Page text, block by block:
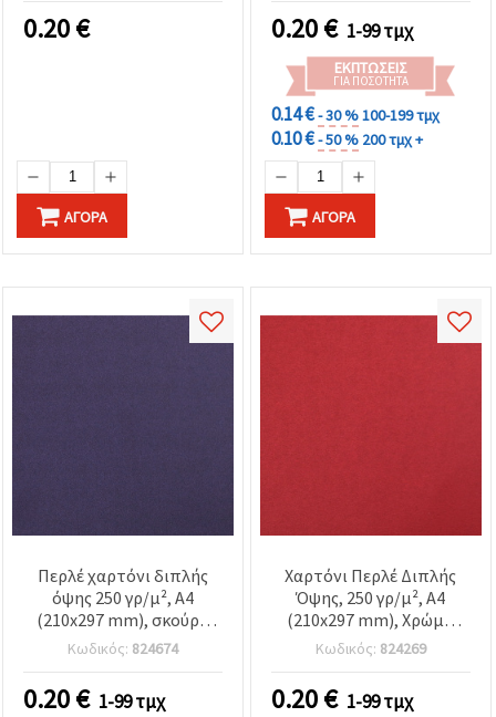
0.20€
ΑΓΟΡΆ
0.20€ 1-99 τμχ
ΕΚΠΤΏΣΕΙΣ
ΓΙΑ ΠΟΣΌΤΗΤΑ
0.14 €- 30 %100-199 τμχ
0.10 €- 50 % 200 τμχ +
ΑΓΟΡΆ
Περλέ χαρτόνι διπλής
όψης 250 γρ/μ², A4
(210x297 mm), σκούρο
μωβ - 1 τεμ.
Κωδικός: 824674
0.20€ 1-99 τμχ
Χαρτόνι Περλέ Διπλής
Όψης, 250 γρ/μ², A4
(210x297 mm), Χρώμα
Μπορντό - 1 τεμ.
Κωδικός: 824269
0.20€ 1-99 τμχ